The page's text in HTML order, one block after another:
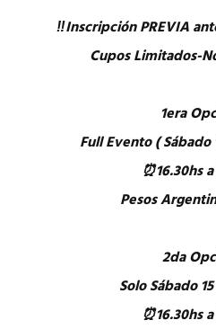
‼️Inscripción PREVIA
Cupos Limitados-
1era
Full Evento ( Sábado
⏰16.30hs
Pesos
2da
Solo Sábado
⏰16.30hs